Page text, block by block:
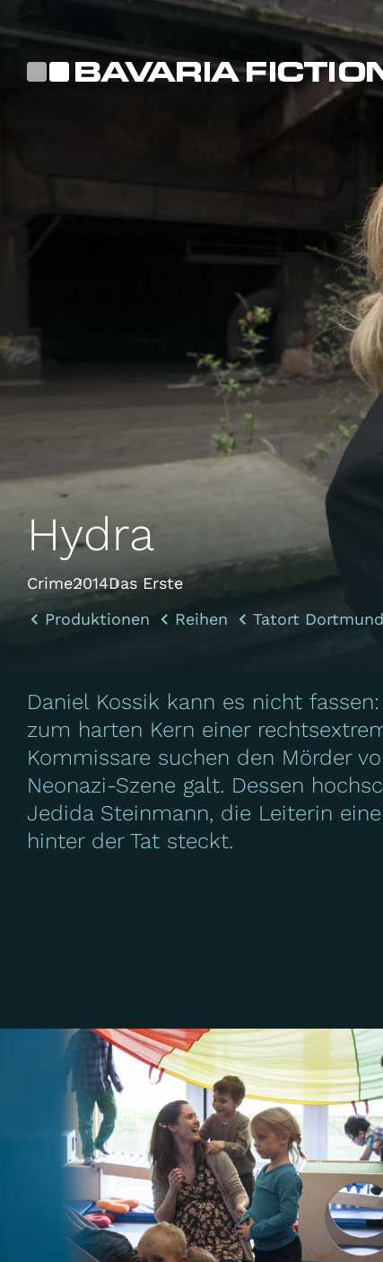
zum
Inhalt
Hydra
Crime2014Das Erste
Produktionen
Reihen Tatort Dortmund
Daniel Kossik kann es nicht
zum harten Kern einer
Kommissare suchen den Mörder
Neonazi-Szene galt. Dessen
Jedida Steinmann, die Leiterin
hinter der Tat steckt.